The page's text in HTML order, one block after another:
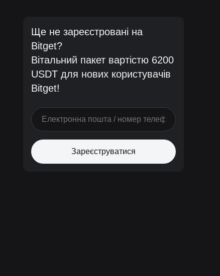
Ще не зареєстровані на
Bitget?
Вітальний пакет вартістю 6200
USDT для нових користувачів
Bitget!
Зареєструватися